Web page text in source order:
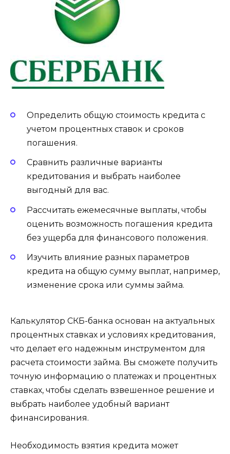
Определить общую стоимость кредита с
учетом процентных ставок и сроков
погашения.
Сравнить различные варианты
кредитования и выбрать наиболее
выгодный для вас.
Рассчитать ежемесячные выплаты, чтобы
оценить возможность погашения кредита
без ущерба для финансового положения.
Изучить влияние разных параметров
кредита на общую сумму выплат, например,
изменение срока или суммы займа.
Калькулятор СКБ-банка основан на актуальных
процентных ставках и условиях кредитования,
что делает его надежным инструментом для
расчета стоимости займа. Вы сможете получить
точную информацию о платежах и процентных
ставках, чтобы сделать взвешенное решение и
выбрать наиболее удобный вариант
финансирования.
Необходимость взятия кредита может